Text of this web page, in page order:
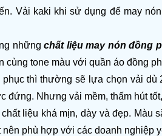
Vải kaki khi sử dụng để may
những chất liệu may nón đồng
cùng tone màu với quần áo đồng
thì thường sẽ lựa chọn vải
đứng. Nhưng vải mềm, thấm hút
liệu khá mịn, dày và đẹp. Màu
nên phù hợp với các doanh nghiệp